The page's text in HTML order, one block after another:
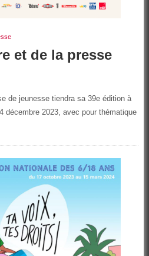
et de la presse
de jeunesse tiendra sa 39e édition à
décembre 2023, avec pour thématique